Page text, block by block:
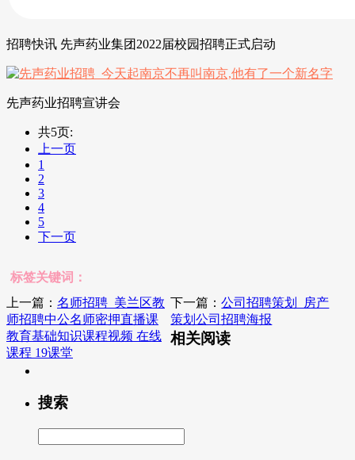
招聘快讯 先声药业集团2022届校园招聘正式启动
先声药业招聘宣讲会
共5页:
上一页
1
2
3
4
5
下一页
标签关键词：
上一篇： 名师招聘_美兰区教
师招聘中公名师密押直播课
教育基础知识课程视频 在线
课程 19课堂
下一篇：公司招聘策划_房产
策划公司招聘海报
相关阅读
搜索